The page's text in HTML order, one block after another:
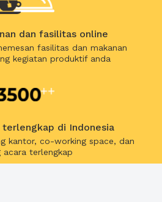
dan fasilitas online
fasilitas dan makanan
kegiatan produktif anda
di Indonesia
kantor, co-working space, dan
acara terlengkap